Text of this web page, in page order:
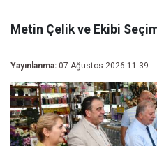
Metin Çelik ve Ekibi
Yayınlanma: 07 Ağustos 2026 11:39